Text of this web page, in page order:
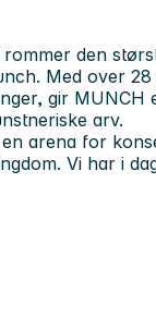
den
Med over
gir MUNCH
arv.
arena for
Vi har i